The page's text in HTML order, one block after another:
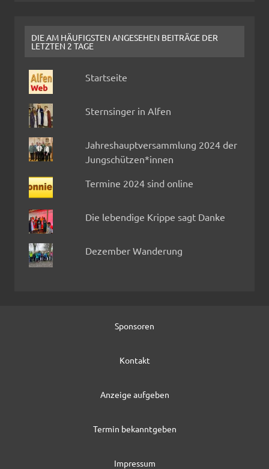
DIE AM HÄUFIGSTEN ANGESEHEN BEITRÄGE DER
LETZTEN 2 TAGE
Startseite
Sternsinger in Alfen
Jahreshauptversammlung 2024 der
Jungschützen*innen
Termine 2024 sind online
Die lebendige Krippe sagt Danke
Dezember Wanderung
Sponsoren
Kontakt
Anzeige aufgeben
Termin bekanntgeben
Impressum